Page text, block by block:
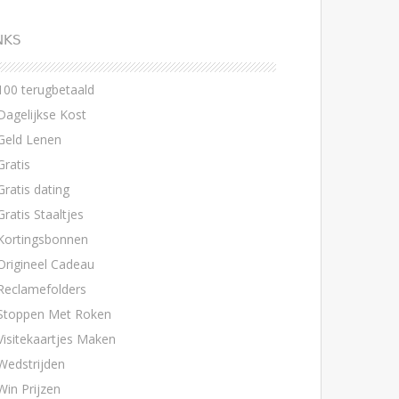
terugbetaald
Kost
Lenen
dating
Staaltjes
Cadeau
Met Roken
Maken
Prijzen